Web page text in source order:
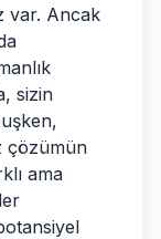
var. Ancak
sizin
çözümün
ama